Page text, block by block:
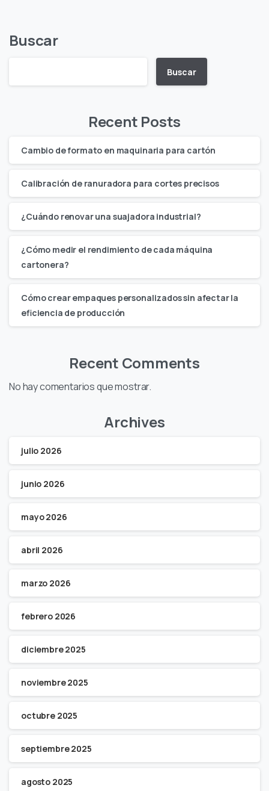
Buscar
Buscar
Recent Posts
Cambio de formato en maquinaria para cartón
Calibración de ranuradora para cortes precisos
¿Cuándo renovar una suajadora industrial?
¿Cómo medir el rendimiento de cada máquina
cartonera?
Cómo crear empaques personalizados sin afectar la
eficiencia de producción
Recent Comments
No hay comentarios que mostrar.
Archives
julio 2026
junio 2026
mayo 2026
abril 2026
marzo 2026
febrero 2026
diciembre 2025
noviembre 2025
octubre 2025
septiembre 2025
agosto 2025